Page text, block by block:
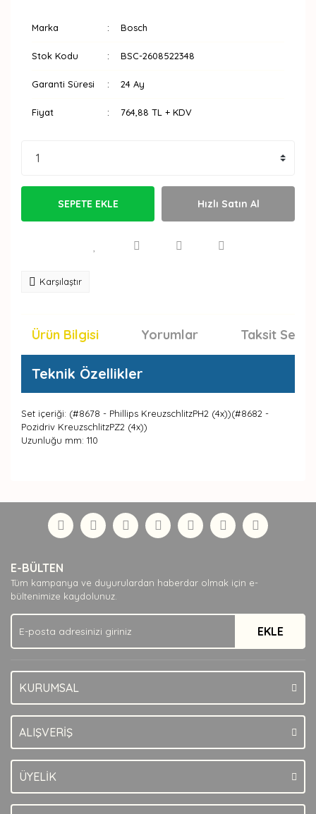
Marka Bosch
Stok Kodu BSC-2608522348
Garanti Süresi 24 Ay
Fiyat 764,88 TL + KDV
SEPETE EKLE Hızlı Satın Al
Karşılaştır
Ürün Bilgisi Yorumlar Taksit
Teknik Özellikler
Set içeriği: (#8678 - Phillips KreuzschlitzPH2 (4x))(#8682 -
Pozidriv KreuzschlitzPZ2 (4x))
Uzunluğu mm: 110
Yorum Yaz
formunu kullanarak tarafımıza iletebilirsiniz.
Görüş ve önerileriniz için teşekkür ederiz.
Ürün açıklamasında eksik bilgiler bulunuyor.
Ürün bilgilerinde hatalar bulunuyor.
Ürün fiyatı diğer sitelerden daha pahalı.
Bu ürüne benzer farklı alternatifler olmalı.
E-BÜLTEN
Tüm kampanya ve duyurulardan haberdar olmak için e-
bültenimize kaydolunuz.
EKLE
KURUMSAL
ALIŞVERİŞ
ÜYELİK